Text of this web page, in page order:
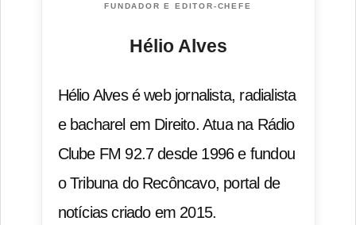
FUNDADOR E EDITOR-CHEFE
Hélio Alves
Hélio Alves é web jornalista, radialista
e bacharel em Direito. Atua na Rádio
Clube FM 92.7 desde 1996 e fundou
o Tribuna do Recôncavo, portal de
notícias criado em 2015.